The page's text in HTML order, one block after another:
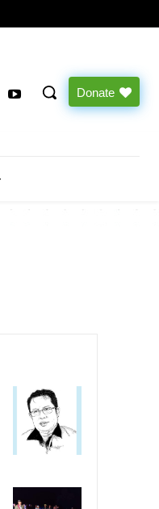
Donate